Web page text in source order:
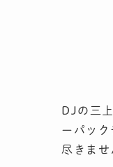
DJの三
ーパッ
尽きませ